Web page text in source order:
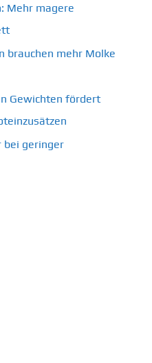
Mehr magere
mehr Molke
Gewichten fördert
geringer